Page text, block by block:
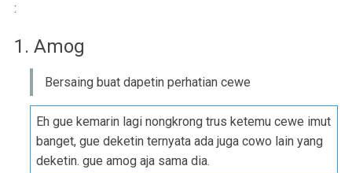
:
1. Amog
Bersaing buat dapetin perhatian cewe
Eh gue kemarin lagi nongkrong trus ketemu cewe imut
banget, gue deketin ternyata ada juga cowo lain yang
deketin. gue amog aja sama dia.